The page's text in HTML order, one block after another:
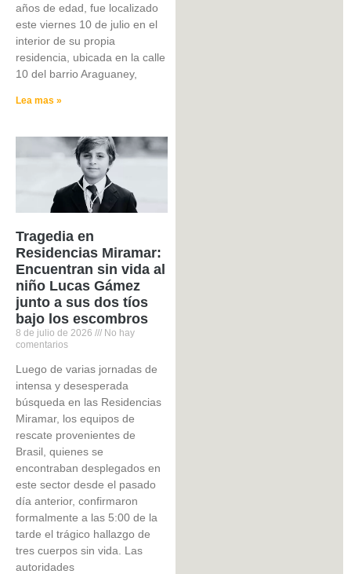
años de edad, fue localizado
este viernes 10 de julio en el
interior de su propia
residencia, ubicada en la calle
10 del barrio Araguaney,
Lea mas »
Tragedia en
Residencias Miramar:
Encuentran sin vida al
niño Lucas Gámez
junto a sus dos tíos
bajo los escombros
8 de julio de 2026
No hay
comentarios
​Luego de varias jornadas de
intensa y desesperada
búsqueda en las Residencias
Miramar, los equipos de
rescate provenientes de
Brasil, quienes se
encontraban desplegados en
este sector desde el pasado
día anterior, confirmaron
formalmente a las 5:00 de la
tarde el trágico hallazgo de
tres cuerpos sin vida. Las
autoridades